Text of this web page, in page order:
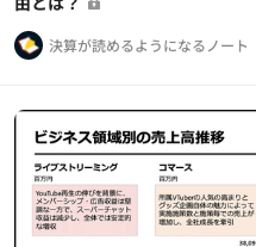
決算が読めるようになるノート